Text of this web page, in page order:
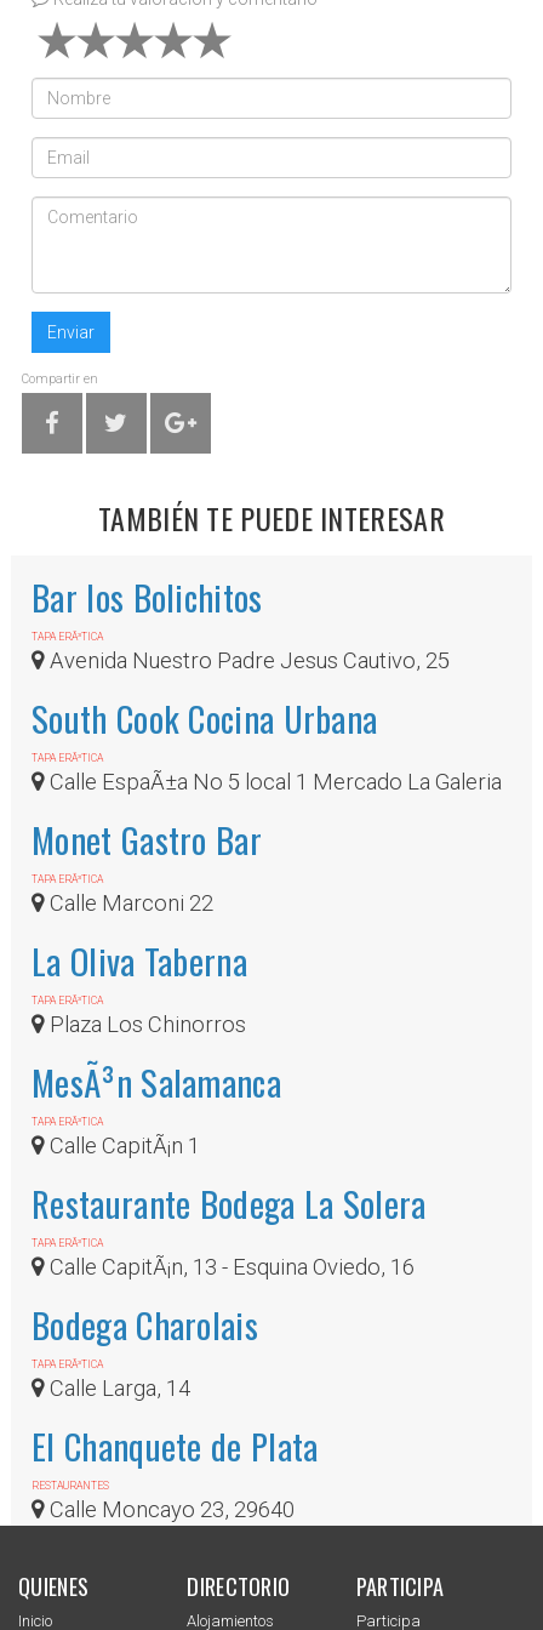
Enviar
Compartir en
TAMBIÉN TE PUEDE INTERESAR
Bar los Bolichitos
TAPA ERÃ³TICA
Avenida Nuestro Padre Jesus Cautivo, 25
South Cook Cocina Urbana
TAPA ERÃ³TICA
Calle EspaÃ±a No 5 local 1 Mercado La Galeria
Monet Gastro Bar
TAPA ERÃ³TICA
Calle Marconi 22
La Oliva Taberna
TAPA ERÃ³TICA
Plaza Los Chinorros
MesÃ³n Salamanca
TAPA ERÃ³TICA
Calle CapitÃ¡n 1
Restaurante Bodega La Solera
TAPA ERÃ³TICA
Calle CapitÃ¡n, 13 - Esquina Oviedo, 16
Bodega Charolais
TAPA ERÃ³TICA
Calle Larga, 14
El Chanquete de Plata
RESTAURANTES
Calle Moncayo 23, 29640
QUIENES
Inicio
DIRECTORIO
Alojamientos
PARTICIPA
Participa